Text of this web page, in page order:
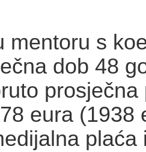
mentoru s
dob 48
prosječna
eura (1938
plaća